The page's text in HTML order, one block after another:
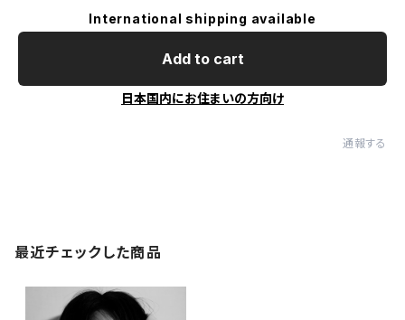
International shipping available
Add to cart
日本国内にお住まいの方向け
通報する
最近チェックした商品